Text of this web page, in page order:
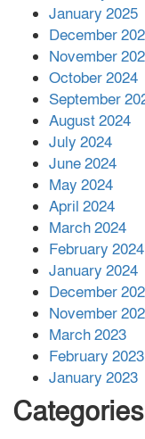
January 2025
December
November
October 2024
September
August 2024
July 2024
June 2024
May 2024
April 2024
March 2024
February 2024
January 2024
December
November
March 2023
February 2023
January 2023
Categories